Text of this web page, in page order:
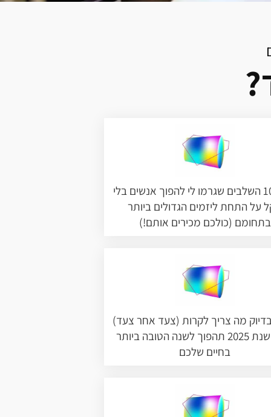
מהם 10 השלבים שגרמו לי להפוך אנשים בלי
על התחת ליזמים הגדולים ביותר
בתחומם (כולכם מכירים אותם!)
בדיוק מה צריך לקרות (צעד אחר צעד)
כדי ששנת 2025 תהפוך לשנה הטובה ביותר
בחיים שלכם